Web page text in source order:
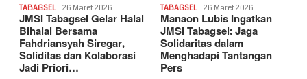
TABAGSEL 26 Maret 2026
JMSI Tabagsel Gelar Halal
Bihalal Bersama
Fahdriansyah Siregar,
Soliditas dan Kolaborasi
Jadi Priori…
TABAGSEL 26 Maret 2026
Manaon Lubis Ingatkan
JMSI Tabagsel: Jaga
Solidaritas dalam
Menghadapi Tantangan
Pers